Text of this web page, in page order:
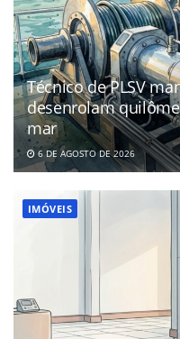
Técnico de PLSV
desenrolam
mar
6 DE AGOSTO DE 2026
IMÓVEIS